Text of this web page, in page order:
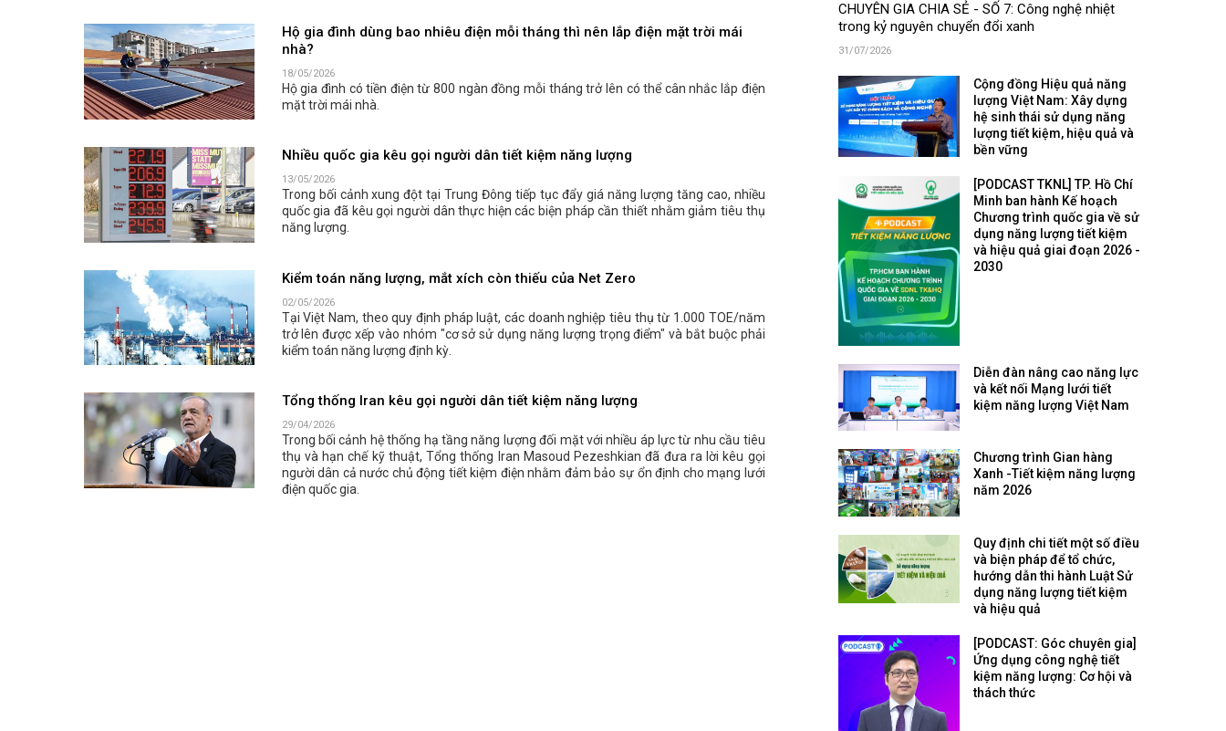
Hộ gia đình dùng bao nhiêu điện mỗi tháng thì nên lắp điện mặt trời mái
nhà?
18/05/2026
Hộ gia đình có tiền điện từ 800 ngàn đồng mỗi tháng trở lên có thể cân nhắc lắp điện
mặt trời mái nhà.
Nhiều quốc gia kêu gọi người dân tiết kiệm năng lượng
13/05/2026
Trong bối cảnh xung đột tại Trung Đông tiếp tục đẩy giá năng lượng tăng cao, nhiều
quốc gia đã kêu gọi người dân thực hiện các biện pháp cần thiết nhằm giảm tiêu thụ
năng lượng.
Kiểm toán năng lượng, mắt xích còn thiếu của Net Zero
02/05/2026
Tại Việt Nam, theo quy định pháp luật, các doanh nghiệp tiêu thụ từ 1.000 TOE/năm
trở lên được xếp vào nhóm "cơ sở sử dụng năng lượng trọng điểm" và bắt buộc phải
kiểm toán năng lượng định kỳ.
Tổng thống Iran kêu gọi người dân tiết kiệm năng lượng
29/04/2026
Trong bối cảnh hệ thống hạ tầng năng lượng đối mặt với nhiều áp lực từ nhu cầu tiêu
thụ và hạn chế kỹ thuật, Tổng thống Iran Masoud Pezeshkian đã đưa ra lời kêu gọi
người dân cả nước chủ động tiết kiệm điện nhằm đảm bảo sự ổn định cho mạng lưới
điện quốc gia.
CHUYÊN GIA CHIA SẺ - SỐ 7: Công nghệ nhiệt
trong kỷ nguyên chuyển đổi xanh
31/07/2026
Cộng đồng Hiệu quả năng
lượng Việt Nam: Xây dựng
hệ sinh thái sử dụng năng
lượng tiết kiệm, hiệu quả và
bền vững
[PODCAST TKNL] TP. Hồ Chí
Minh ban hành Kế hoạch
Chương trình quốc gia về sử
dụng năng lượng tiết kiệm
và hiệu quả giai đoạn 2026 -
2030
Diễn đàn nâng cao năng lực
và kết nối Mạng lưới tiết
kiệm năng lượng Việt Nam
Chương trình Gian hàng
Xanh -Tiết kiệm năng lượng
năm 2026
Quy định chi tiết một số điều
và biện pháp để tổ chức,
hướng dẫn thi hành Luật Sử
dụng năng lượng tiết kiệm
và hiệu quả
[PODCAST: Góc chuyên gia]
Ứng dụng công nghệ tiết
kiệm năng lượng: Cơ hội và
thách thức